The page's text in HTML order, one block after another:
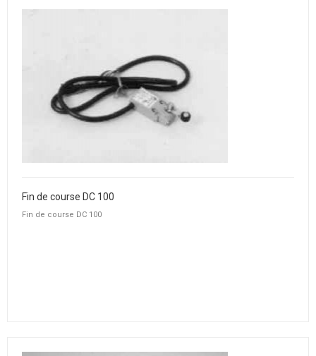
Fin de course DC 100
Fin de course DC 100